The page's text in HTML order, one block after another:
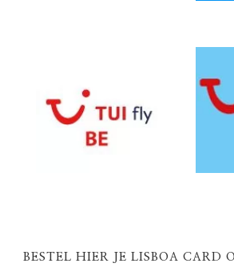
BESTEL HIER JE LISBOA CARD